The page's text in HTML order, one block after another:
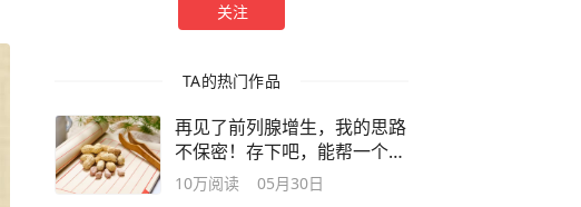
关注
TA的热门作品
再见了前列腺增生，我的思路
不保密！存下吧，能帮一个是
一个！
10万阅读 05月30日